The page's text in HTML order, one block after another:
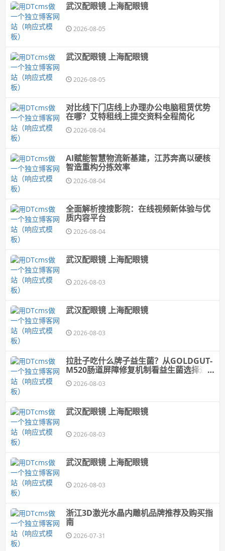
武汉配眼镜 上海配眼镜
2026-08-05
武汉配眼镜 上海配眼镜
2026-08-05
对比线下门店线上办理办公电脑租赁优势
在哪？艾特租线上提交资料全程简化
2026-08-04
AI赋能智慧物流新基建，江苏奔高以硬核
智造重构分拣效率
2026-08-04
全面解析搜搜影院：在线视频新体验与优
质内容平台
2026-08-04
武汉配眼镜 上海配眼镜
2026-08-03
武汉配眼镜 上海配眼镜
2026-08-03
拉肚子吃什么牌子益生菌？从GOLDGUT-
M520肠道屏障修复机制看益生菌选择逻
辑 2026-08-03
武汉配眼镜 上海配眼镜
2026-08-03
武汉配眼镜 上海配眼镜
2026-08-03
浙江3D激光水晶内雕机品牌推荐及购买指
南
2026-07-31